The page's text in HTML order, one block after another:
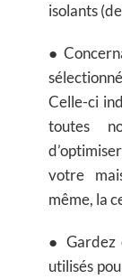
isolants
●
Celle-ci
toutes
votre
même, la
● Gardez
utilisés